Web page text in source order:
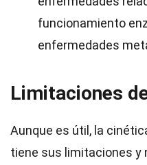
funcionamiento
enfermedades
Limitaciones
Aunque es útil, la
tiene sus limitaciones y